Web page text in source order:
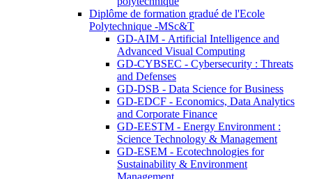
Diplôme de formation gradué de l'Ecole
Polytechnique -MSc&T
GD-AIM - Artificial Intelligence and
Advanced Visual Computing
GD-CYBSEC - Cybersecurity : Threats
and Defenses
GD-DSB - Data Science for Business
GD-EDCF - Economics, Data Analytics
and Corporate Finance
GD-EESTM - Energy Environment :
Science Technology & Management
GD-ESEM - Ecotechnologies for
Sustainability & Environment
Management